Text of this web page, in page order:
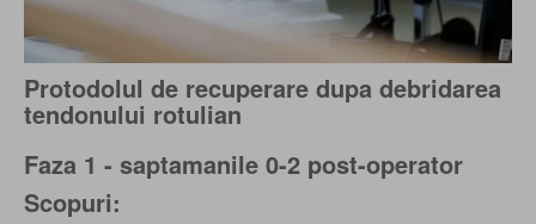
Protodolul de recuperare dupa debridarea
tendonului rotulian
Faza 1 - saptamanile 0-2 post-operator
Scopuri: